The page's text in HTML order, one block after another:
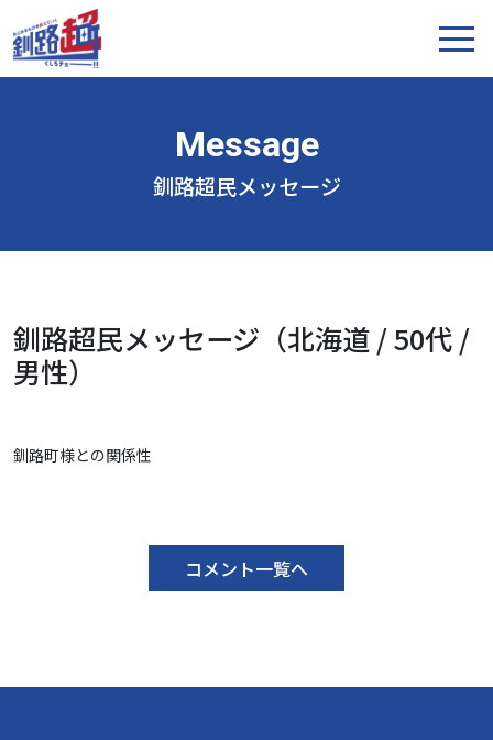
釧路超民メッセージ
釧路超民メッセージ（北海道 / 50代 /
男性）
釧路町様との関係性
コメント一覧へ